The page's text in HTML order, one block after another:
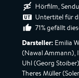
Hörfilm,
Untertitel für
71% gefällt
Darsteller: Emilia
(Nawal Ammann),
Uhl (Georg
Theres Müller